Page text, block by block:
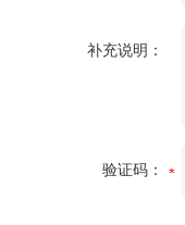
补充说明：
验证码：